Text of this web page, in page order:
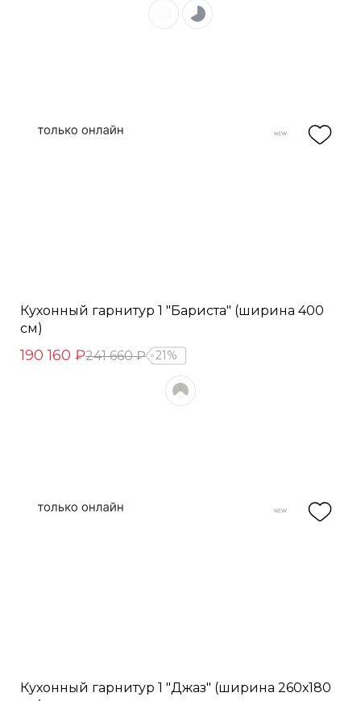
Кухонный гарнитур 1 "Бариста" (ширина 400
см)
190 160 ₽241 660 ₽ 21%
Кухонный гарнитур 1 "Джаз" (ширина 260х180